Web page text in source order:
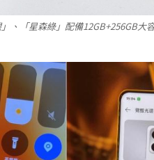
、「星森綠」配備12GB+256GB